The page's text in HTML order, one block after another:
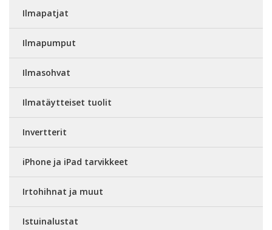
Ilmapatjat
Ilmapumput
Ilmasohvat
Ilmatäytteiset tuolit
Invertterit
iPhone ja iPad tarvikkeet
Irtohihnat ja muut
Istuinalustat